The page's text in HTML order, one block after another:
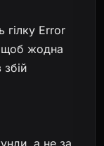
гілку Error
щоб жодна
а не за